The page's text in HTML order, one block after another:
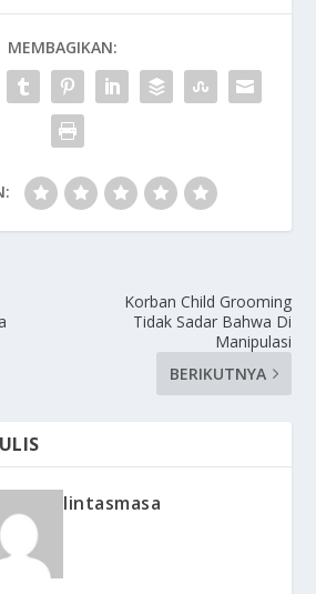
MEMBAGIKAN:
Korban Child Grooming
Tidak Sadar Bahwa Di
Manipulasi
BERIKUTNYA
lintasmasa